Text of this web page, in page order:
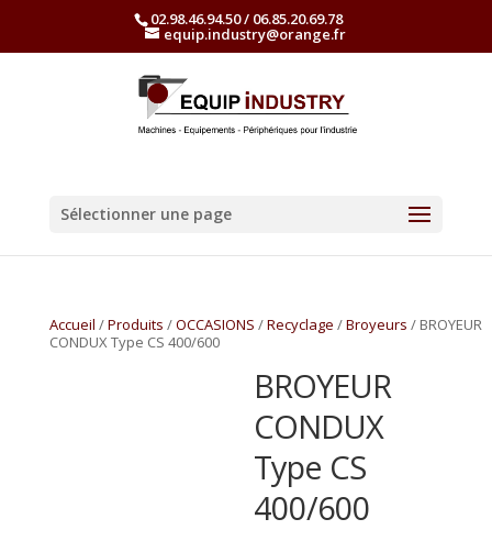
02.98.46.94.50 / 06.85.20.69.78
equip.industry@orange.fr
Sélectionner une page
Accueil /Produits /OCCASIONS /Recyclage /Broyeurs / BROYEUR
CONDUX Type CS 400/600
BROYEUR
CONDUX
Type CS
400/600